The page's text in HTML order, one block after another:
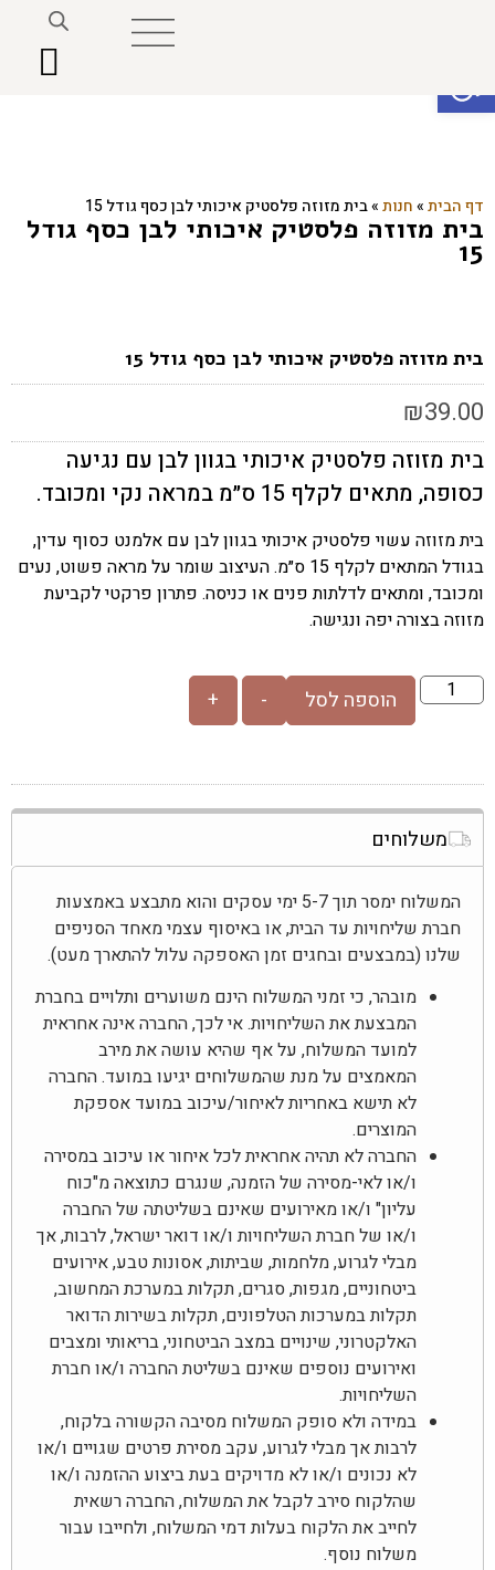
דף הבית»חנות»בית מזוזה פלסטיק איכותי לבן כסף גודל 15
בית מזוזה פלסטיק איכותי לבן כסף גודל
15
בית מזוזה פלסטיק איכותי לבן כסף גודל 15
₪39.00
בית מזוזה פלסטיק איכותי בגוון לבן עם נגיעה
כסופה, מתאים לקלף 15 ס״מ במראה נקי ומכובד.
בית מזוזה עשוי פלסטיק איכותי בגוון לבן עם אלמנט כסוף עדין,
בגודל המתאים לקלף 15 ס״מ. העיצוב שומר על מראה פשוט, נעים
ומכובד, ומתאים לדלתות פנים או כניסה. פתרון פרקטי לקביעת
מזוזה בצורה יפה ונגישה.
-
+ הוספה לסל
משלוחים
המשלוח ימסר תוך 5-7 ימי עסקים והוא מתבצע באמצעות
חברת שליחויות עד הבית, או באיסוף עצמי מאחד הסניפים
שלנו (במבצעים ובחגים זמן האספקה עלול להתארך מעט).
מובהר, כי זמני המשלוח הינם משוערים ותלויים בחברת
המבצעת את השליחויות. אי לכך, החברה אינה אחראית
למועד המשלוח, על אף שהיא עושה את מירב
המאמצים על מנת שהמשלוחים יגיעו במועד. החברה
לא תישא באחריות לאיחור/עיכוב במועד אספקת
המוצרים.
החברה לא תהיה אחראית לכל איחור או עיכוב במסירה
ו/או לאי-מסירה של הזמנה, שנגרם כתוצאה מ"כוח
עליון" ו/או מאירועים שאינם בשליטתה של החברה
ו/או של חברת השליחויות ו/או דואר ישראל, לרבות, אך
מבלי לגרוע, מלחמות, שביתות, אסונות טבע, אירועים
ביטחוניים, מגפות, סגרים, תקלות במערכת המחשוב,
תקלות במערכות הטלפונים, תקלות בשירות הדואר
האלקטרוני, שינויים במצב הביטחוני, בריאותי ומצבים
ואירועים נוספים שאינם בשליטת החברה ו/או חברת
השליחויות.
במידה ולא סופק המשלוח מסיבה הקשורה בלקוח,
לרבות אך מבלי לגרוע, עקב מסירת פרטים שגויים ו/או
לא נכונים ו/או לא מדויקים בעת ביצוע ההזמנה ו/או
שהלקוח סירב לקבל את המשלוח, החברה רשאית
לחייב את הלקוח בעלות דמי המשלוח, ולחייבו עבור
משלוח נוסף.